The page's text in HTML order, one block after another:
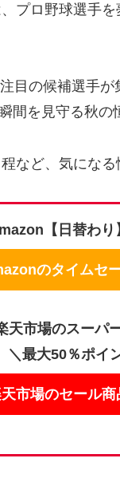
プロ野球選手
目の候補選手
間を見守る秋の
など、気になる
【日替わり
のタイムセ
天市場のスー
＼最大50％ポイ
市場のセール